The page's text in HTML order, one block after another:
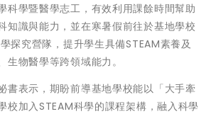
科學暨醫學志工，有效利用課餘時間幫助
知識與能力，並在寒暑假前往於基地學校
探究營隊，提升學生具備STEAM素養及
物醫學等跨領域能力。
書表示，期盼前導基地學校能以「大手牽
校加入STEAM科學的課程架構，融入科學